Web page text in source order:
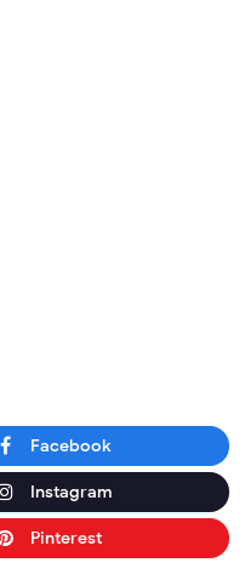
Facebook
Instagram
Pinterest